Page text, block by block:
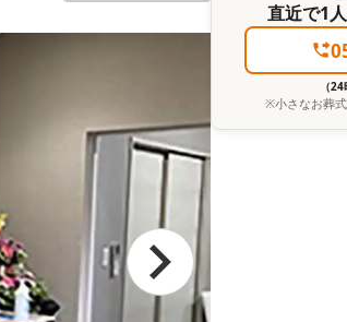
直近で1
（
※小さなお葬